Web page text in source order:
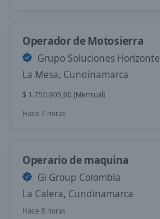
Operador de Motosierra
Grupo Soluciones Horizonte
La Mesa, Cundinamarca
$ 1.750.905,00 (Mensual)
Hace 7 horas
Operario de maquina
Gi Group Colombia
La Calera, Cundinamarca
Hace 8 horas